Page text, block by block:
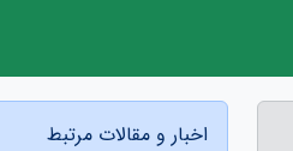
اخبار و مقالات مرتبط